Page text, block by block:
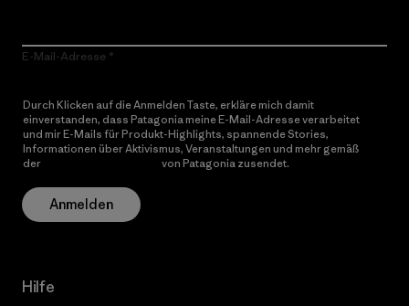
E-Mail-Adresse
Durch Klicken auf die Anmelden Taste, erkläre mich damit
einverstanden, dass Patagonia meine E-Mail-Adresse verarbeitet
und mir E-Mails für Produkt-Highlights, spannende Stories,
Informationen über Aktivismus, Veranstaltungen und mehr gemäß
der
von Patagonia zusendet.
Anmelden
Hilfe